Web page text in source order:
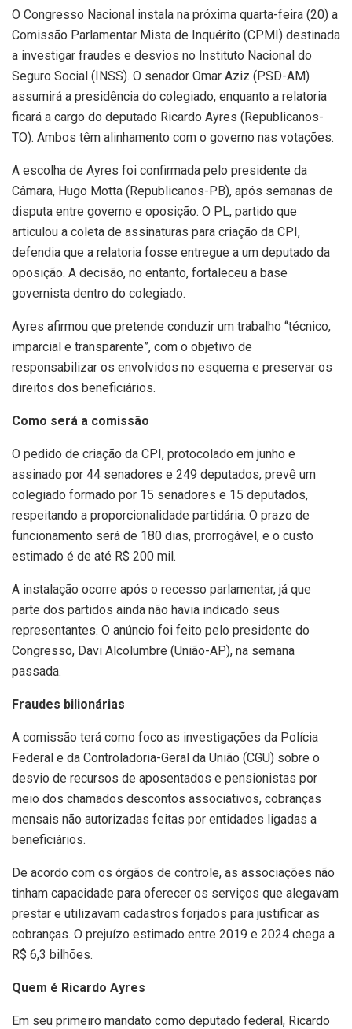
O Congresso Nacional instala na próxima quarta-feira (20) a
Comissão Parlamentar Mista de Inquérito (CPMI) destinada
a investigar fraudes e desvios no Instituto Nacional do
Seguro Social (INSS). O senador Omar Aziz (PSD-AM)
assumirá a presidência do colegiado, enquanto a relatoria
ficará a cargo do deputado Ricardo Ayres (Republicanos-
TO). Ambos têm alinhamento com o governo nas votações.
A escolha de Ayres foi confirmada pelo presidente da
Câmara, Hugo Motta (Republicanos-PB), após semanas de
disputa entre governo e oposição. O PL, partido que
articulou a coleta de assinaturas para criação da CPI,
defendia que a relatoria fosse entregue a um deputado da
oposição. A decisão, no entanto, fortaleceu a base
governista dentro do colegiado.
Ayres afirmou que pretende conduzir um trabalho “técnico,
imparcial e transparente”, com o objetivo de
responsabilizar os envolvidos no esquema e preservar os
direitos dos beneficiários.
Como será a comissão
O pedido de criação da CPI, protocolado em junho e
assinado por 44 senadores e 249 deputados, prevê um
colegiado formado por 15 senadores e 15 deputados,
respeitando a proporcionalidade partidária. O prazo de
funcionamento será de 180 dias, prorrogável, e o custo
estimado é de até R$ 200 mil.
A instalação ocorre após o recesso parlamentar, já que
parte dos partidos ainda não havia indicado seus
representantes. O anúncio foi feito pelo presidente do
Congresso, Davi Alcolumbre (União-AP), na semana
passada.
Fraudes bilionárias
A comissão terá como foco as investigações da Polícia
Federal e da Controladoria-Geral da União (CGU) sobre o
desvio de recursos de aposentados e pensionistas por
meio dos chamados descontos associativos, cobranças
mensais não autorizadas feitas por entidades ligadas a
beneficiários.
De acordo com os órgãos de controle, as associações não
tinham capacidade para oferecer os serviços que alegavam
prestar e utilizavam cadastros forjados para justificar as
cobranças. O prejuízo estimado entre 2019 e 2024 chega a
R$ 6,3 bilhões.
Quem é Ricardo Ayres
Em seu primeiro mandato como deputado federal, Ricardo